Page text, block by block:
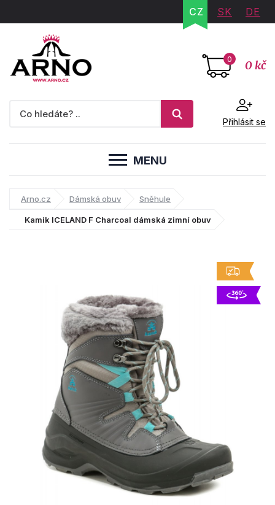
CZ SK DE
0 0 kč
Přihlásit se
MENU
Arno.cz Dámská obuv Sněhule
Kamik ICELAND F Charcoal dámská zimní obuv